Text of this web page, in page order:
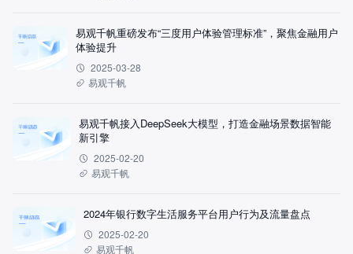
易观千帆重磅发布“三度用户体验管理标准”，聚焦金融用户
体验提升
2025-03-28
易观千帆
易观千帆接入DeepSeek大模型，打造金融场景数据智能
新引擎
2025-02-20
易观千帆
2024年银行数字生活服务平台用户行为及流量盘点
2025-02-20
易观千帆